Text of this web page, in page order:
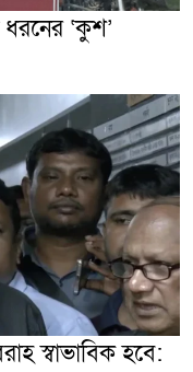
‘কুশ’
স্বাভাবিক হবে: